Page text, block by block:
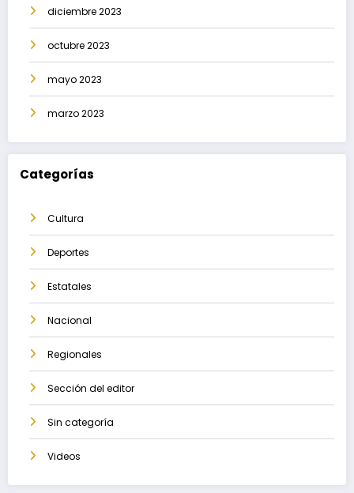
diciembre 2023
octubre 2023
mayo 2023
marzo 2023
Categorías
Cultura
Deportes
Estatales
Nacional
Regionales
Sección del editor
Sin categoría
Videos